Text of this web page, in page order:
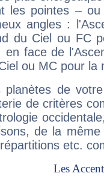
les pointes –
angles :
du Ciel ou FC
en face de
ou MC pour la
planètes de
de critères
de la
etc.